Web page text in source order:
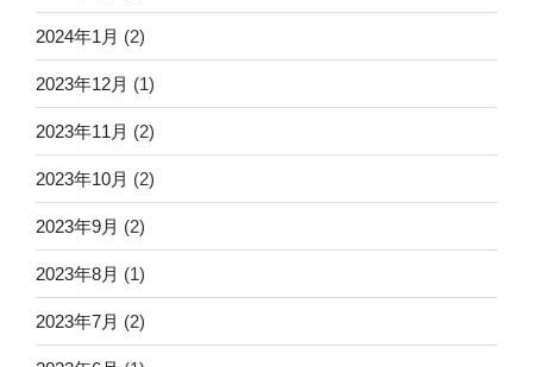
2024年1月 (2)
2023年12月 (1)
2023年11月 (2)
2023年10月 (2)
2023年9月 (2)
2023年8月 (1)
2023年7月 (2)